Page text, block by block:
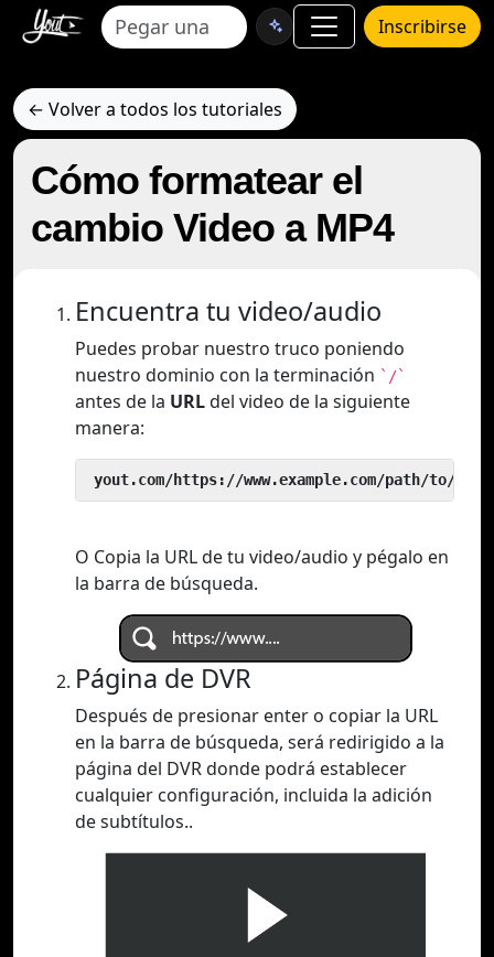
Inscribirse
← Volver a todos los tutoriales
Cómo formatear el
cambio Video a MP4
Encuentra tu video/audio
Puedes probar nuestro truco poniendo
nuestro dominio con la terminación `/`
antes de la URLdel video de la siguiente
manera:
yout.com/https://www.example.com/path/to/
O Copia la URL de tu video/audio y pégalo en
la barra de búsqueda.
Página de DVR
Después de presionar enter o copiar la URL
en la barra de búsqueda, será redirigido a la
página del DVR donde podrá establecer
cualquier configuración, incluida la adición
de subtítulos..